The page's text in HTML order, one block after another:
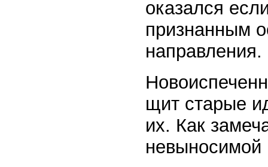
оказался
признанным
направления.
щит старые
их. Как
невыносимой